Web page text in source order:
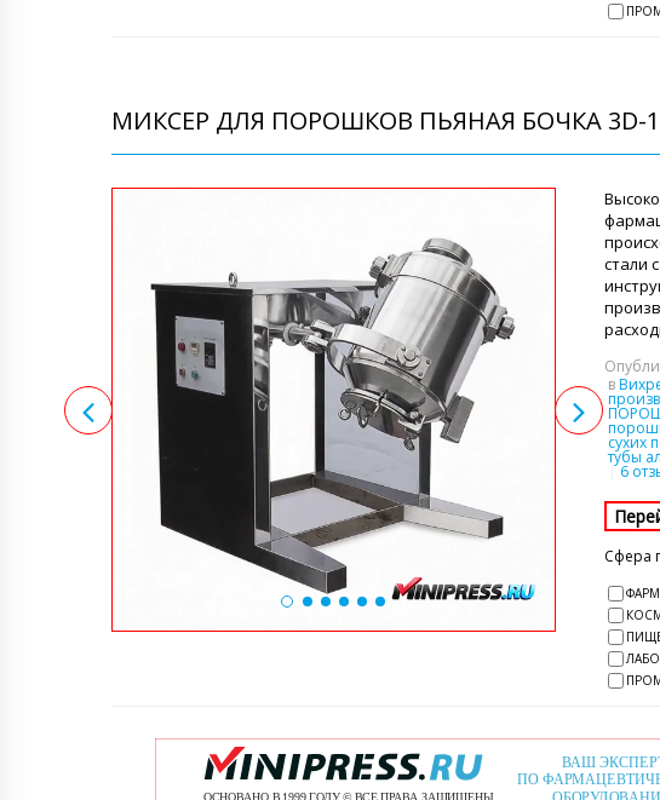
МИКСЕР ДЛЯ ПОРОШКОВ ПЬЯНАЯ БОЧКА 3D-
стали
в
сухих
тубы
6
Сфера